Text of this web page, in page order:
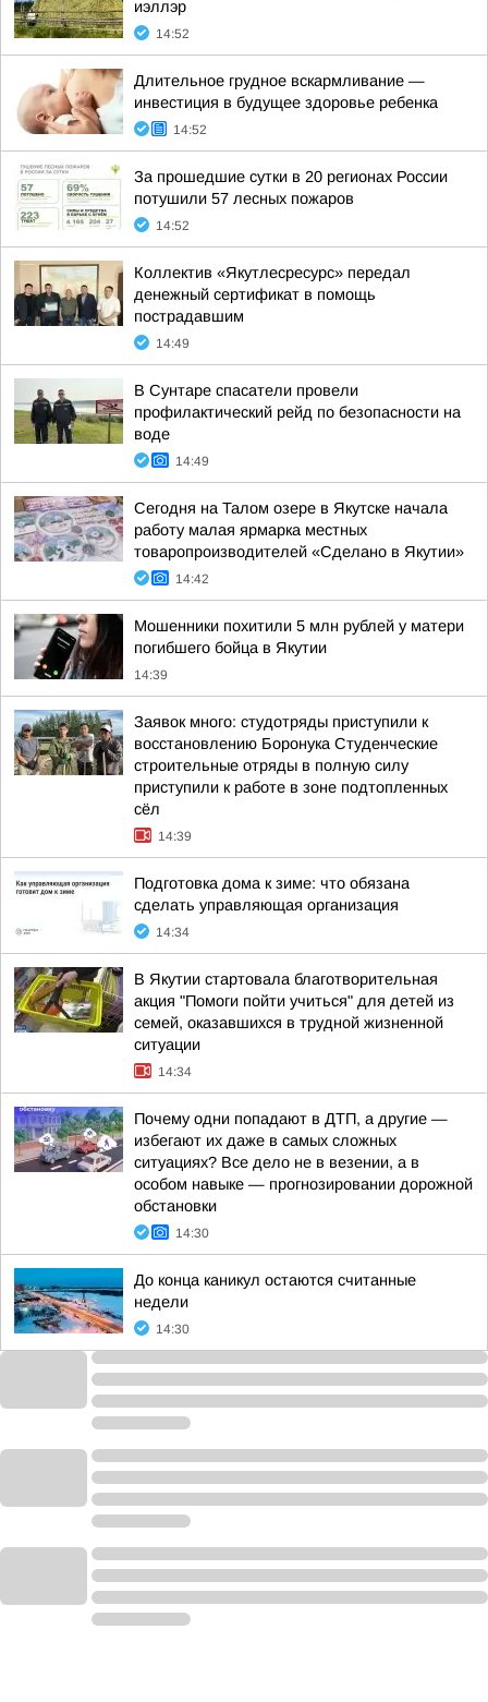
иэллэр
14:52
Длительное грудное вскармливание —
инвестиция в будущее здоровье ребенка
14:52
За прошедшие сутки в 20 регионах России
потушили 57 лесных пожаров
14:52
Коллектив «Якутлесресурс» передал
денежный сертификат в помощь
пострадавшим
14:49
В Сунтаре спасатели провели
профилактический рейд по безопасности на
воде
14:49
Сегодня на Талом озере в Якутске начала
работу малая ярмарка местных
товаропроизводителей «Сделано в Якутии»
14:42
Мошенники похитили 5 млн рублей у матери
погибшего бойца в Якутии
14:39
Заявок много: студотряды приступили к
восстановлению Боронука Студенческие
строительные отряды в полную силу
приступили к работе в зоне подтопленных
сёл
14:39
Подготовка дома к зиме: что обязана
сделать управляющая организация
14:34
В Якутии стартовала благотворительная
акция "Помоги пойти учиться" для детей из
семей, оказавшихся в трудной жизненной
ситуации
14:34
Почему одни попадают в ДТП, а другие —
избегают их даже в самых сложных
ситуациях? Все дело не в везении, а в
особом навыке — прогнозировании дорожной
обстановки
14:30
До конца каникул остаются считанные
недели
14:30